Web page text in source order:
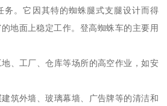
务。它因其特的蜘蛛腿式支腿设计而得
地面上稳定工作。登高蜘蛛车的主要用
、工厂、仓库等场所的高空作业，如安
筑外墙、玻璃幕墙、广告牌等的清洁和